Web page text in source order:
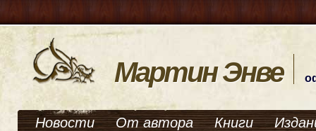
Мартин Энве
Новости От автора Книги